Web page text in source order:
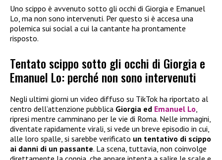
Uno scippo è avvenuto sotto gli occhi di Giorgia e Emanuel
Lo, ma non sono intervenuti. Per questo si è accesa una
polemica sui social a cui la cantante ha prontamente
risposto.
Tentato scippo sotto gli occhi di Giorgia e
Emanuel Lo: perché non sono intervenuti
Negli ultimi giorni un video diffuso su TikTok ha riportato al
centro dell’attenzione pubblica Giorgia ed Emanuel Lo,
ripresi mentre camminano per le vie di Roma. Nelle immagini,
diventate rapidamente virali, si vede un breve episodio in cui,
alle loro spalle, si sarebbe verificato un tentativo di scippo
ai danni di un passante. La scena, tuttavia, non coinvolge